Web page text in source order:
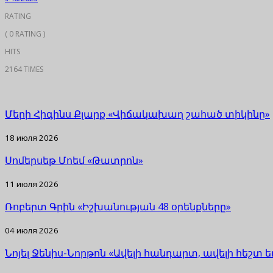
RATING
( 0 RATING )
HITS
2164 TIMES
Մերի Հիգինս Քլարք «Վիճակախաղ շահած տիկինը»
18 июля 2026
Սոմերսեթ Մոեմ «Թատրոն»
11 июля 2026
Ռոբերտ Գրին «Իշխանության 48 օրենքները»
04 июля 2026
Նոյել Ջենիս-Նորթոն «Ավելի հանդարտ, ավելի հեշտ